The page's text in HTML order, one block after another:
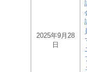
2025年9月28
日